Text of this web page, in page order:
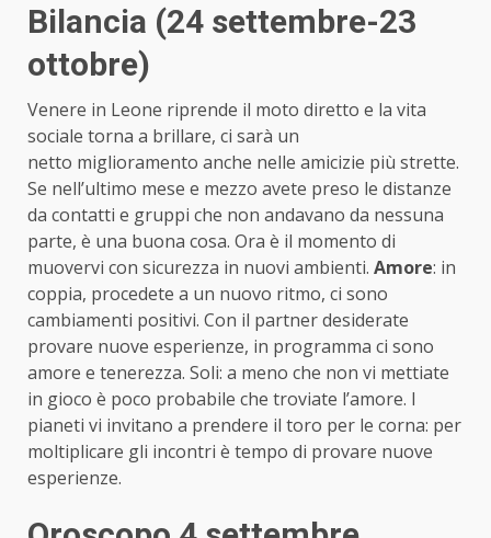
Bilancia (24 settembre-23
ottobre)
Venere in Leone riprende il moto diretto e la vita
sociale torna a brillare, ci sarà un
netto miglioramento anche nelle amicizie più strette.
Se nell’ultimo mese e mezzo avete preso le distanze
da contatti e gruppi che non andavano da nessuna
parte, è una buona cosa. Ora è il momento di
muovervi con sicurezza in nuovi ambienti. Amore: in
coppia, procedete a un nuovo ritmo, ci sono
cambiamenti positivi. Con il partner desiderate
provare nuove esperienze, in programma ci sono
amore e tenerezza. Soli: a meno che non vi mettiate
in gioco è poco probabile che troviate l’amore. I
pianeti vi invitano a prendere il toro per le corna: per
moltiplicare gli incontri è tempo di provare nuove
esperienze.